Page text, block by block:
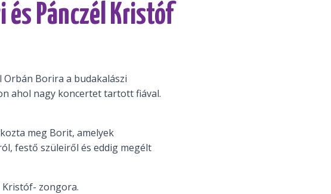
és Pánczél Kristóf
Borira a budakalászi
ahol nagy koncertet tartott fiával.
meg Borit, amelyek
festő szüleiről és eddig megélt
Kristóf- zongora.